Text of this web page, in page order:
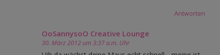
Antworten
OoSannysoO Creative Lounge
30. März 2012 um 3:37 a.m. Uhr